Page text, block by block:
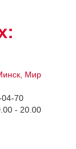
Мир
04-70
- 20.00